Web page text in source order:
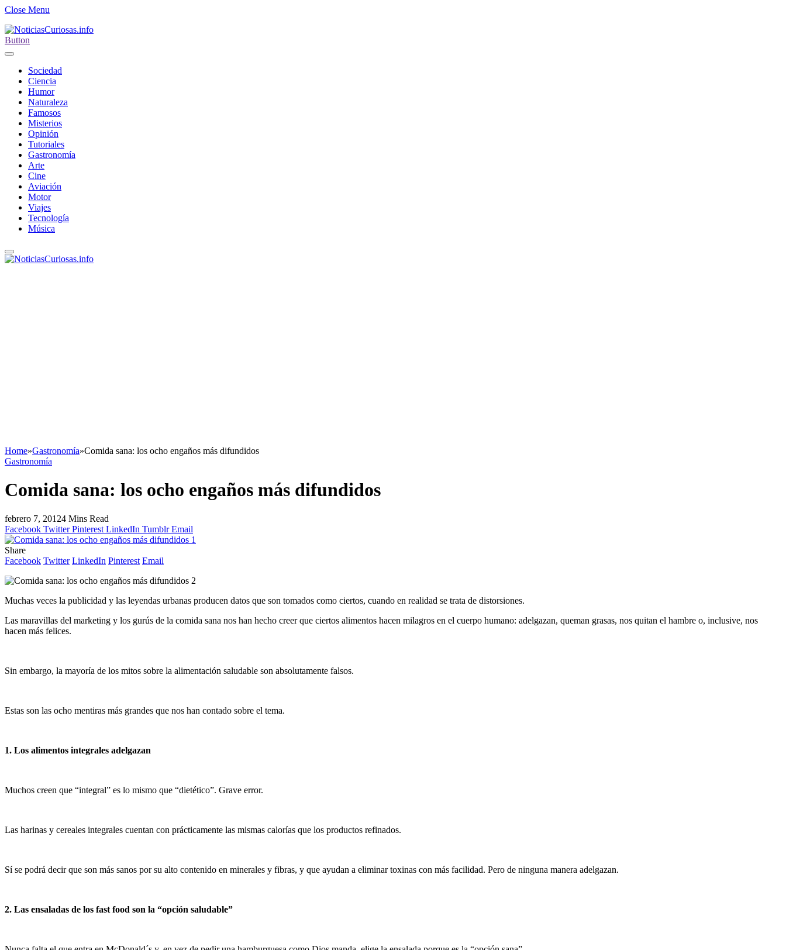
Close Menu
Button
Sociedad
Ciencia
Humor
Naturaleza
Famosos
Misterios
Opinión
Tutoriales
Gastronomía
Arte
Cine
Aviación
Motor
Viajes
Tecnología
Música
Home»Gastronomía»Comida sana: los ocho engaños más difundidos
Gastronomía
Comida sana: los ocho engaños más difundidos
febrero 7, 20124 Mins Read
Facebook Twitter Pinterest LinkedIn Tumblr Email
Share
Facebook Twitter LinkedIn Pinterest Email
Muchas veces la publicidad y las leyendas urbanas producen datos que son tomados como ciertos, cuando en realidad se trata de distorsiones.
Las maravillas del marketing y los gurús de la comida sana nos han hecho creer que ciertos alimentos hacen milagros en el cuerpo humano: adelgazan, queman grasas, nos quitan el hambre o, inclusive, nos
hacen más felices.
Sin embargo, la mayoría de los mitos sobre la alimentación saludable son absolutamente falsos.
Estas son las ocho mentiras más grandes que nos han contado sobre el tema.
1. Los alimentos integrales adelgazan
Muchos creen que “integral” es lo mismo que “dietético”. Grave error.
Las harinas y cereales integrales cuentan con prácticamente las mismas calorías que los productos refinados.
Sí se podrá decir que son más sanos por su alto contenido en minerales y fibras, y que ayudan a eliminar toxinas con más facilidad. Pero de ninguna manera adelgazan.
2. Las ensaladas de los fast food son la “opción saludable”